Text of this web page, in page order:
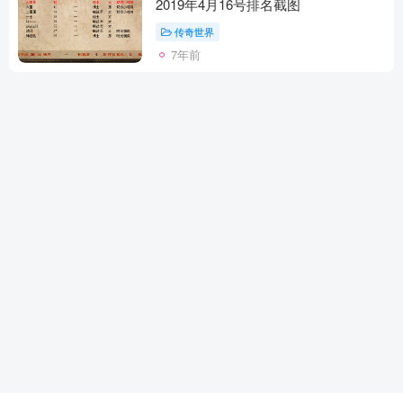
2019年4月16号排名截图
传奇世界
7年前